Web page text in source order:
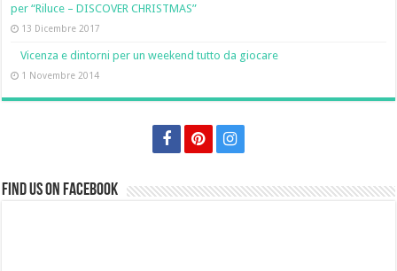
per “Riluce – DISCOVER CHRISTMAS”
13 Dicembre 2017
Vicenza e dintorni per un weekend tutto da giocare
1 Novembre 2014
Find us on Facebook